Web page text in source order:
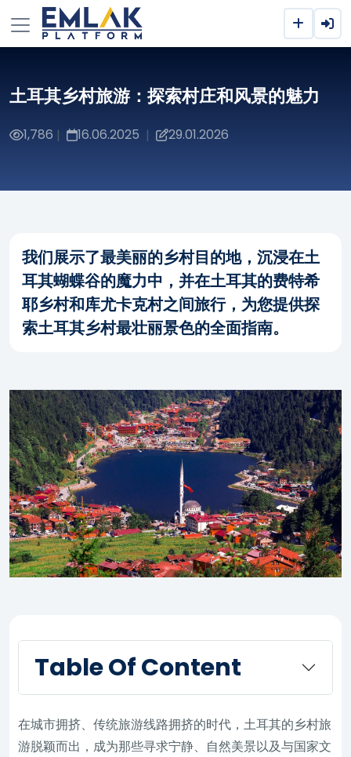
土耳其乡村旅游：探索村庄和风景的魅力
1,786 | 16.06.2025 | 29.01.2026
我们展示了最美丽的乡村目的地，沉浸在土
耳其蝴蝶谷的魔力中，并在土耳其的费特希
耶乡村和库尤卡克村之间旅行，为您提供探
索土耳其乡村最壮丽景色的全面指南。
Table Of Content
在城市拥挤、传统旅游线路拥挤的时代，土耳其的乡村旅
游脱颖而出，成为那些寻求宁静、自然美景以及与国家文